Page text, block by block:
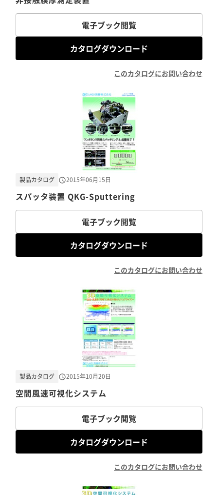
電子ブック閲覧
カタログダウンロード
このカタログにお問い合わせ
スパッタ装置 QKG-Sputtering
製品カタログ 2015年06月15日
電子ブック閲覧
カタログダウンロード
このカタログにお問い合わせ
空間風速可視化システム
製品カタログ 2015年10月20日
電子ブック閲覧
カタログダウンロード
このカタログにお問い合わせ